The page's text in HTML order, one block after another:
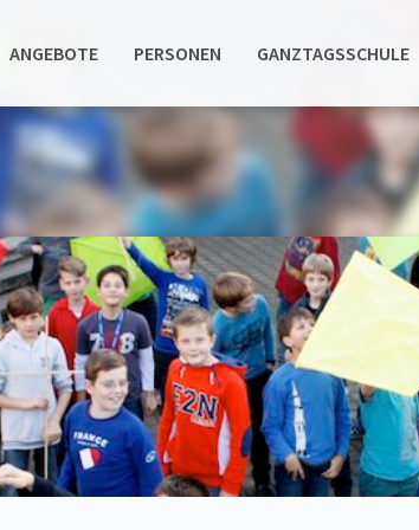
ANGEBOTE PERSONEN GANZTAGSSCHULE